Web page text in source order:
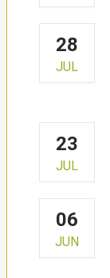
28
JUL
23
JUL
06
JUN